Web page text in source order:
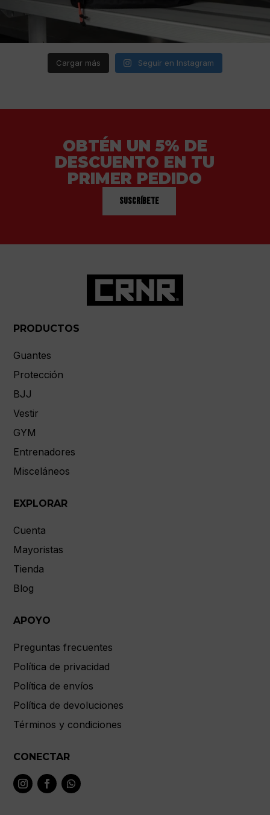
Cargar más Seguir en Instagram
OBTÉN UN 5% DE
DESCUENTO EN TU
PRIMER PEDIDO
Suscríbete
PRODUCTOS
Guantes
Protección
BJJ
Vestir
GYM
Entrenadores
Misceláneos
EXPLORAR
Cuenta
Mayoristas
Tienda
Blog
APOYO
Preguntas frecuentes
Política de privacidad
Política de envíos
Política de devoluciones
Términos y condiciones
CONECTAR